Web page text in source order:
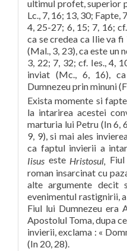
ultimul profet, superior
Lc., 7, 16; 13, 30; Fapte,
4, 25-27; 6, 15; 7, 16;
ca se credea ca Ilie va
(Mal., 3, 23), ca este un
3, 22; 7, 32; cf. Ies., 4,
inviat (Mc., 6, 16),
Dumnezeu prin minuni
Exista momente si
la intarirea acestei
marturia lui Petru (In 6,
9, 9), si mai ales
ca faptul invierii a
Iisus este Hristosul,
roman insarcinat cu
alte argumente decit
evenimentul rastignirii,
Fiul lui Dumnezeu era
Apostolul Toma, dupa
invierii, exclama : «
(In 20, 28).